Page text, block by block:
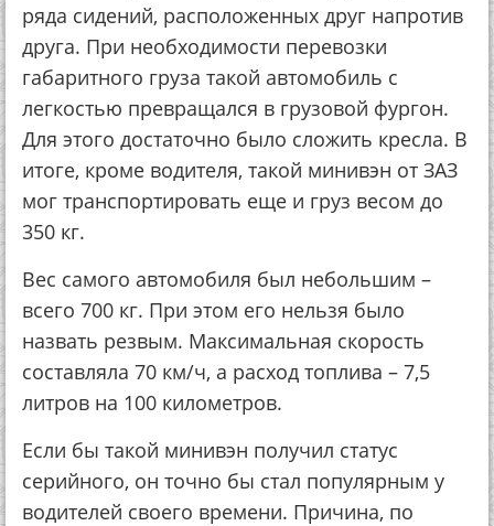
ряда сидений, расположенных друг напротив
друга. При необходимости перевозки
габаритного груза такой автомобиль с
легкостью превращался в грузовой фургон.
Для этого достаточно было сложить кресла. В
итоге, кроме водителя, такой минивэн от ЗАЗ
мог транспортировать еще и груз весом до
350 кг.
Вес самого автомобиля был небольшим –
всего 700 кг. При этом его нельзя было
назвать резвым. Максимальная скорость
составляла 70 км/ч, а расход топлива – 7,5
литров на 100 километров.
Если бы такой минивэн получил статус
серийного, он точно бы стал популярным у
водителей своего времени. Причина, по